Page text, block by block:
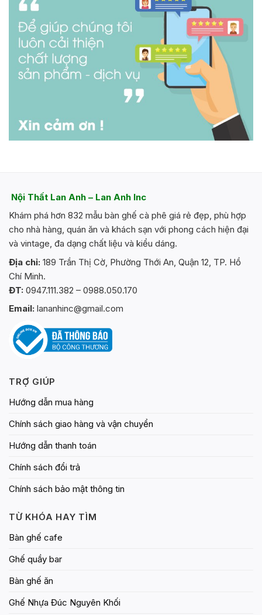
Nội Thất Lan Anh – Lan Anh Inc
Khám phá hơn 832 mẫu bàn ghế cà phê giá rẻ đẹp, phù hợp
cho nhà hàng, quán ăn và khách sạn với phong cách hiện đại
và vintage, đa dạng chất liệu và kiểu dáng.
Địa chỉ: 189 Trần Thị Cờ, Phường Thới An, Quận 12, TP. Hồ
Chí Minh.
ĐT: 0947.111.382 – 0988.050.170
Email: lananhinc@gmail.com
TRỢ GIÚP
Hướng dẫn mua hàng
Chính sách giao hàng và vận chuyển
Hướng dẫn thanh toán
Chính sách đổi trả
Chính sách bảo mật thông tin
TỪ KHÓA HAY TÌM
Bàn ghế cafe
Ghế quầy bar
Bàn ghế ăn
Ghế Nhựa Đúc Nguyên Khối